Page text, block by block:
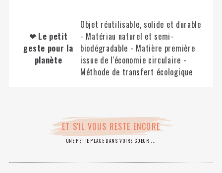
❤ Le petit
geste pour la
planète
Objet réutilisable, solide et durable
- Matériau naturel et semi-
biodégradable - Matière première
issue de l'économie circulaire -
Méthode de transfert écologique
ET S'IL VOUS RESTE ENCORE
UNE PETITE PLACE DANS VOTRE COEUR ...